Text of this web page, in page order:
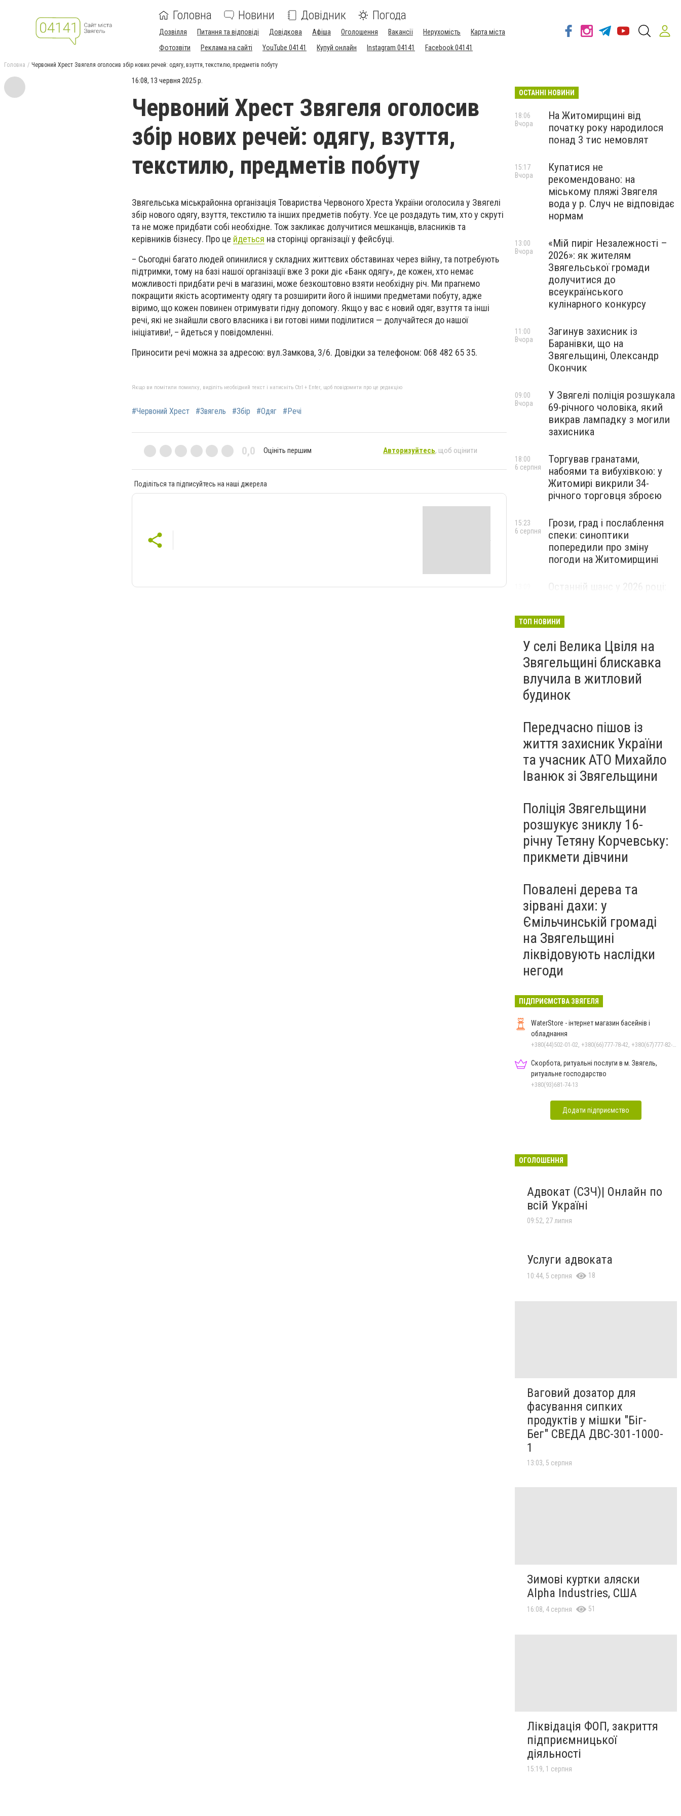
Головна Новини Довідник Погода
Дозвілля Питання та відповіді Довідкова Афіша Оголошення Вакансії Нерухомість
Карта міста
Фотозвіти
Реклама на сайті YouTube 04141 Купуй онлайн Instagram 04141 Facebook 04141
Головна Червоний Хрест Звягеля оголосив збір нових речей: одягу, взуття, текстилю, предметів побуту
16:08, 13 червня 2025 р.
Червоний Хрест Звягеля оголосив
збір нових речей: одягу, взуття,
текстилю, предметів побуту
Звягельська міськрайонна організація Товариства Червоного Хреста України оголосила у Звягелі
збір нового одягу, взуття, текстилю та інших предметів побуту. Усе це роздадуть тим, хто у скруті
та не може придбати собі необхідне. Тож закликає долучитися мешканців, власників та
керівників бізнесу. Про це йдеться на сторінці організації у фейсбуці.
– Сьогодні багато людей опинилися у складних життєвих обставинах через війну, та потребують
підтримки, тому на базі нашої організації вже 3 роки діє «Банк одягу», де кожен, хто немає
можливості придбати речі в магазині, може безкоштовно взяти необхідну річ. Ми прагнемо
покращити якість асортименту одягу та розширити його й іншими предметами побуту, адже
віримо, що кожен повинен отримувати гідну допомогу. Якщо у вас є новий одяг, взуття та інші
речі, які не знайшли свого власника і ви готові ними поділитися — долучайтеся до нашої
ініціативи!, – йдеться у повідомленні.
Приносити речі можна за адресою: вул.Замкова, 3/6. Довідки за телефоном: 068 482 65 35.
Якщо ви помітили помилку, виділіть необхідний текст і натисніть Ctrl + Enter, щоб повідомити про це редакцію
#Червоний Хрест #Звягель #Збір #Одяг #Речі
0,0 Оцініть першим Авторизуйтесь, щоб оцінити
Поділіться та підписуйтесь на наші джерела
ОСТАННІ НОВИНИ
На Житомирщині від
початку року народилося
понад 3 тис немовлят
18:06
Вчора
Купатися не
рекомендовано: на
міському пляжі Звягеля
вода у р. Случ не відповідає
нормам
15:17
Вчора
«Мій пиріг Незалежності –
2026»: як жителям
Звягельської громади
долучитися до
всеукраїнського
кулінарного конкурсу
13:00
Вчора
Загинув захисник із
Баранівки, що на
Звягельщині, Олександр
Окончик
11:00
Вчора
У Звягелі поліція розшукала
69-річного чоловіка, який
викрав лампадку з могили
захисника
09:00
Вчора
Торгував гранатами,
набоями та вибухівкою: у
Житомирі викрили 34-
річного торговця зброєю
18:00
6 серпня
Грози, град і послаблення
спеки: синоптики
попередили про зміну
погоди на Житомирщині
15:23
6 серпня
Останній шанс у 2026 році:
майбутніх водійок автобусів
ТОП НОВИНИ
У селі Велика Цвіля на
Звягельщині блискавка
влучила в житловий
будинок
Передчасно пішов із
життя захисник України
та учасник АТО Михайло
Іванюк зі Звягельщини
Поліція Звягельщини
розшукує зниклу 16-
річну Тетяну Корчевську:
прикмети дівчини
Повалені дерева та
зірвані дахи: у
Ємільчинській громаді
на Звягельщині
ліквідовують наслідки
негоди
ПІДПРИЄМСТВА ЗВЯГЕЛЯ
WaterStore - інтернет магазин басейнів і
обладнання
+380(44)502-01-02, +380(66)777-78-42, +380(67)777-82-19, +380(67)890-80-80, +380(73)890-80-80, +380(44)502-01-03
Скорбота, ритуальні послуги в м. Звягель,
ритуальне господарство
+380(93)681-74-13
Додати підприємство
ОГОЛОШЕННЯ
Адвокат (СЗЧ)| Онлайн по
всій Україні
09:52, 27 липня
Услуги адвоката
10:44, 5 серпня 18
Ваговий дозатор для
фасування сипких
продуктів у мішки "Біг-
Бег" СВЕДА ДВС-301-1000-
1
13:03, 5 серпня
Зимові куртки аляски
Alpha Industries, США
16:08, 4 серпня 51
Ліквідація ФОП, закриття
підприємницької
діяльності
15:19, 1 серпня